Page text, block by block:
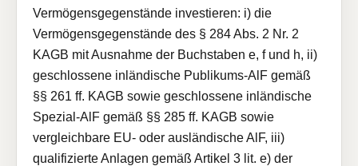
Vermögensgegenstände investieren: i) die
Vermögensgegenstände des § 284 Abs. 2 Nr. 2
KAGB mit Ausnahme der Buchstaben e, f und h, ii)
geschlossene inländische Publikums-AlF gemäß
§§ 261 ff. KAGB sowie geschlossene inländische
Spezial-AlF gemäß §§ 285 ff. KAGB sowie
vergleichbare EU- oder ausländische AlF, iii)
qualifizierte Anlagen gemäß Artikel 3 lit. e) der